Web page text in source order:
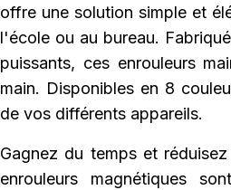
offre une solution simple et
l'école ou au bureau.
puissants, ces enrouleurs
main. Disponibles en 8
de vos différents appareils.
Gagnez du temps et
enrouleurs magnétiques